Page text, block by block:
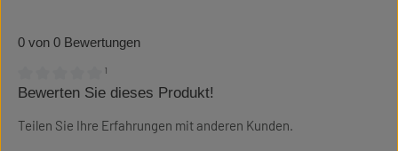
0 von 0 Bewertungen
Durchschnittliche Bewertung von 0 von 5 Sternen
¹
Bewerten Sie dieses Produkt!
Teilen Sie Ihre Erfahrungen mit anderen Kunden.